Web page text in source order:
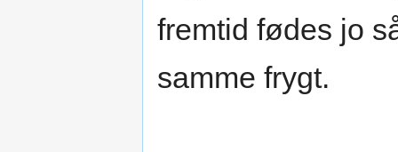
fremtid fødes jo
samme frygt.